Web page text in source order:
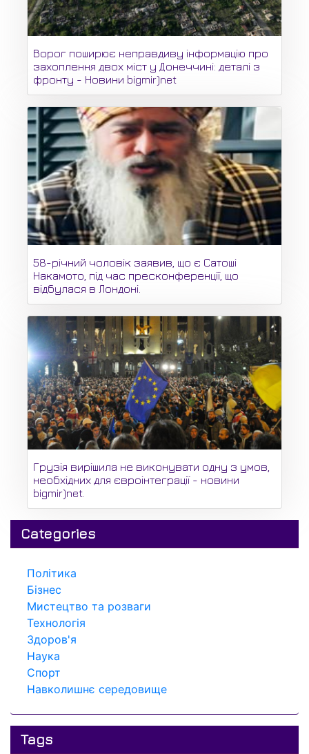
Ворог поширює неправдиву інформацію про
захоплення двох міст у Донеччині: деталі з
фронту - Новини bigmir)net
58-річний чоловік заявив, що є Сатоші
Накамото, під час пресконференції, що
відбулася в Лондоні.
Грузія вирішила не виконувати одну з умов,
необхідних для євроінтеграції - новини
bigmir)net.
Categories
Політика
Бізнес
Мистецтво та розваги
Технологія
Здоров'я
Наука
Спорт
Навколишнє середовище
Tags